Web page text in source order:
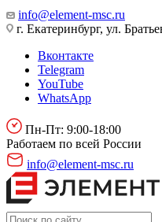
info@element-msc.ru
г. Екатеринбург, ул.
Вконтакте
Telegram
YouTube
WhatsApp
Пн-Пт: 9:00-18:00
Работаем по всей России
info@element-msc.ru